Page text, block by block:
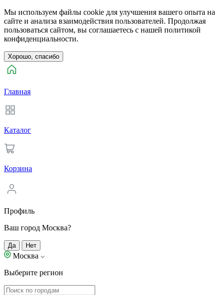
Мы используем файлы cookie для улучшения вашего опыта на
сайте и анализа взаимодействия пользователей. Продолжая
пользоваться сайтом, вы соглашаетесь с нашей политикой
конфиденциальности.
Хорошо, спасибо
Главная
Каталог
Корзина
Профиль
Ваш город Москва?
Да Нет
Москва
Выберите регион